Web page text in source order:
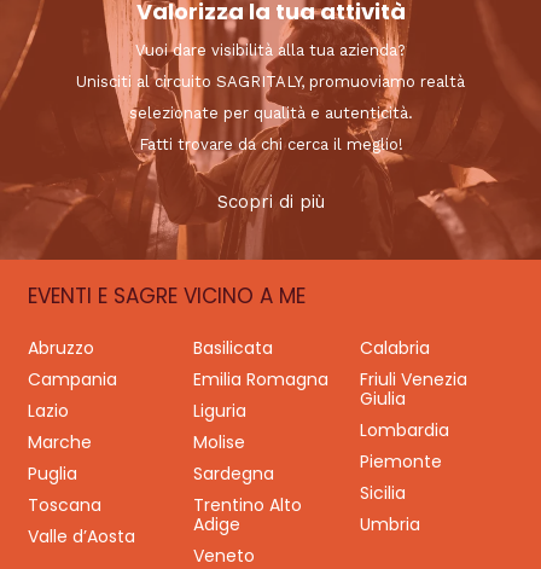
Valorizza la tua attività
Vuoi dare visibilità alla tua azienda?
Unisciti al circuito SAGRITALY, promuoviamo realtà
selezionate per qualità e autenticità.
Fatti trovare da chi cerca il meglio!
Scopri di più
EVENTI E SAGRE VICINO A ME
Abruzzo Basilicata
Calabria
Campania
Emilia Romagna
Friuli Venezia
Giulia
Lazio
Liguria
Lombardia
Marche
Molise
Piemonte
Puglia
Sardegna
Sicilia
Toscana
Trentino Alto
Adige
Umbria
Valle d’Aosta
Veneto